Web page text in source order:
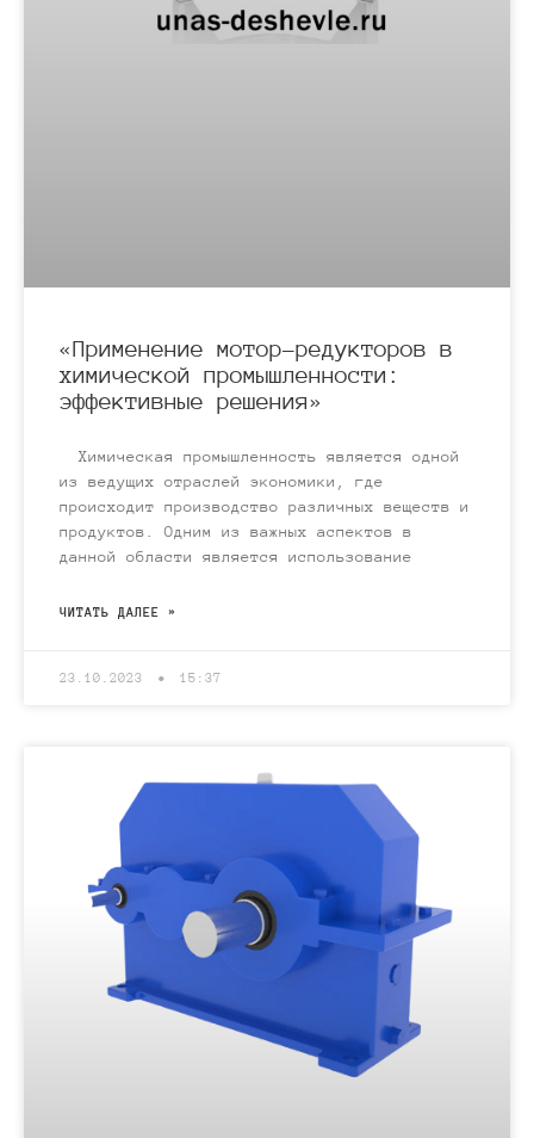
«Применение мотор-редукторов в
химической промышленности:
эффективные решения»
Химическая промышленность является одной
из ведущих отраслей экономики, где
происходит производство различных веществ и
продуктов. Одним из важных аспектов в
данной области является использование
ЧИТАТЬ ДАЛЕЕ »
23.10.2023 15:37